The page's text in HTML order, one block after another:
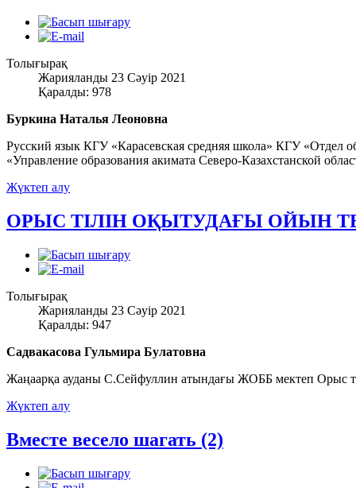
Толығырақ
Жарияланды 23 Сәуір 2021
Қаралды: 978
Буркина Наталья Леоновна
Русский язык КГУ «Карасевская средняя школа» КГУ «Отдел
«Управление образования акимата Северо-Казахстанской
Жүктеп алу
ОРЫС ТІЛІН ОҚЫТУДАҒЫ ОЙЫН
Толығырақ
Жарияланды 23 Сәуір 2021
Қаралды: 947
Садвакасова Гульмира Булатовна
Жаңаарқа ауданы С.Сейфуллин атындағы ЖОББ мектеп Орыс
Жүктеп алу
Вместе весело шагать (2)